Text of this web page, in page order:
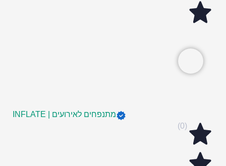
מתנפחים לאירועים | INFLATE
(0)